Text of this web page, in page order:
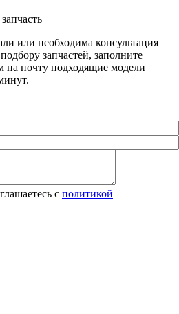
или необходима консультация
запчастей, заполните
почту подходящие модели
с политикой